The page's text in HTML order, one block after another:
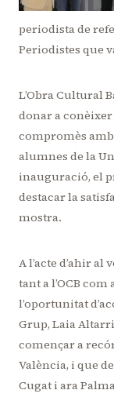
periodista de
Periodistes que
L’Obra Cultural
donar a
compromès
alumnes de la
inauguració, el
destacar la
mostra.
A l’acte d’ahir
tant a l’OCB
l’oportunitat
Grup, Laia
començar a
València, i que
Cugat i ara